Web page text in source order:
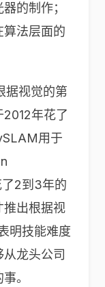
的制作；
算法层面的
据视觉的第
年花了
用于
2到3年的
推出根据视
明技能难度
龙头公司
。